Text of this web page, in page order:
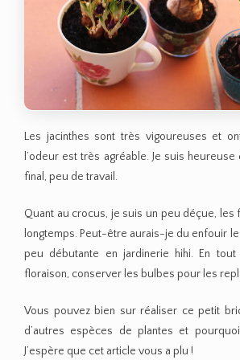
Les jacinthes sont très vigoureuses et
l’odeur est très agréable. Je suis
final, peu de travail.
Quant au crocus, je suis un peu déçue, les
longtemps. Peut-être aurais-je du enfouir
peu débutante en jardinerie hihi. En
floraison, conserver les bulbes pour les
Vous pouvez bien sur réaliser ce petit
d’autres espèces de plantes et
J’espère que cet article vous a plu !